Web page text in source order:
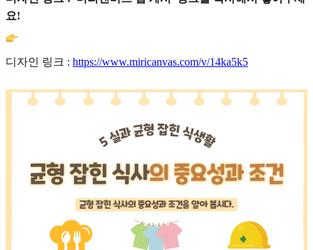
요!
디자인 링크 : https://www.miricanvas.com/v/14ka5k5